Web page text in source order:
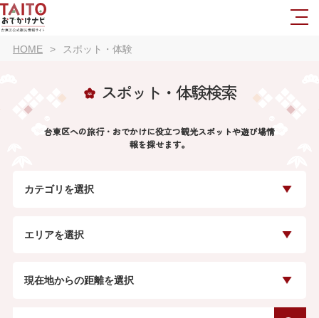
HOME スポット・体験
スポット・体験検索
台東区への旅行・おでかけに役立つ観光スポットや遊び場情
報を探せます。
カテゴリを選択
エリアを選択
現在地からの距離を選択